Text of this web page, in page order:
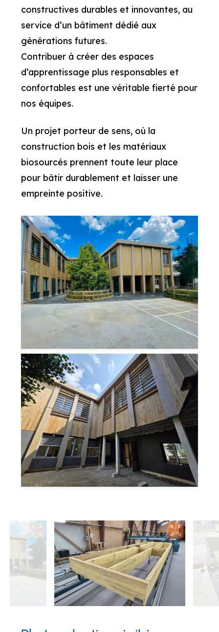
constructives durables et innovantes, au
service d’un bâtiment dédié aux
générations futures.
Contribuer à créer des espaces
d’apprentissage plus responsables et
confortables est une véritable fierté pour
nos équipes.
Un projet porteur de sens, où la
construction bois et les matériaux
biosourcés prennent toute leur place
pour bâtir durablement et laisser une
empreinte positive.